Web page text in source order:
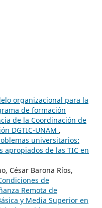
organizacional para la
de formación
de la Coordinación de
DGTIC-UNAM ,
universitarios:
apropiados de las TIC en
César Barona Ríos,
de
Remota de
y Media Superior en